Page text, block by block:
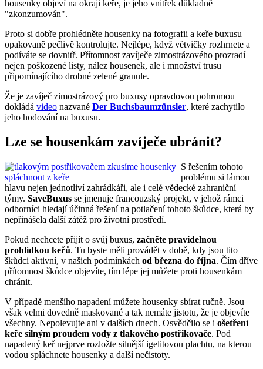
housenky objeví na okraji keře, je jeho vnitřek důkladně
"zkonzumován".
Proto si dobře prohlédněte housenky na fotografii a keře buxusu
opakovaně pečlivě kontrolujte. Nejlépe, když větvičky rozhrnete a
podíváte se dovnitř. Přítomnost zavíječe zimostrázového prozradí
nejen poškozené listy, nález housenek, ale i množství trusu
připomínajícího drobné zelené granule.
Že je zavíječ zimostrázový pro buxusy opravdovou pohromou
dokládá video nazvané Der Buchsbaumzünsler, které zachytilo
jeho hodování na buxusu.
Lze se housenkám zavíječe ubránit?
S řešením tohoto
problému si lámou
hlavu nejen jednotliví zahrádkáři, ale i celé vědecké zahraniční
týmy. SaveBuxus se jmenuje francouzský projekt, v jehož rámci
odborníci hledají účinná řešení na potlačení tohoto škůdce, která by
nepřinášela další zátěž pro životní prostředí.
Pokud nechcete přijít o svůj buxus, začněte pravidelnou
prohlídkou keřů. Tu byste měli provádět v době, kdy jsou tito
škůdci aktivní, v našich podmínkách od března do října. Čím dříve
přítomnost škůdce objevíte, tím lépe jej můžete proti housenkám
chránit.
V případě menšího napadení můžete housenky sbírat ručně. Jsou
však velmi dovedně maskované a tak nemáte jistotu, že je objevíte
všechny. Nepolevujte ani v dalších dnech. Osvědčilo se i ošetření
keře silným proudem vody z tlakového postřikovače. Pod
napadený keř nejprve rozložte silnější igelitovou plachtu, na kterou
vodou spláchnete housenky a další nečistoty.